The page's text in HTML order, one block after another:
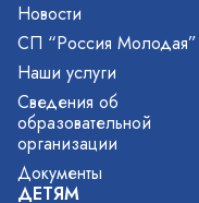
Новости
СП “Россия Молодая”
Наши услуги
Сведения об
образовательной
организации
Документы
ДЕТЯМ